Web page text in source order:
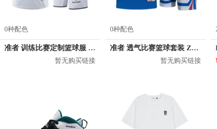
0种配色
准者 训练比赛定制篮球服 Z17110105
暂无购买链接
0种配色
准者 透气比赛篮球套装 Z118210177
暂无购买链接